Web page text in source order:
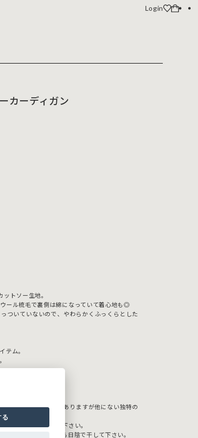
Login
カーディガン
トソー生地。
ール梳毛で裏側は綿になっていて着心地も◎
ついていないので、やわらかくふっくらとした
テム。
表情の出かたに差がありますが他にない独特の
時には十分注意して下さい。
で、形を整えてから日陰で干して下さい。
る